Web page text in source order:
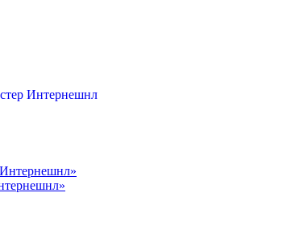
Интернешнл
Интернешнл»